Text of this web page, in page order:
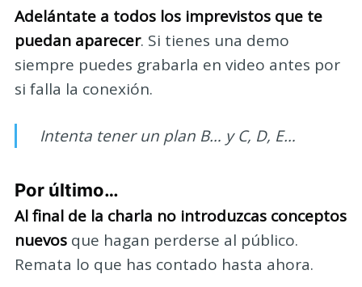
Adelántate a todos los imprevistos que te
puedan aparecer. Si tienes una demo
siempre puedes grabarla en video antes por
si falla la conexión.
Intenta tener un plan B… y C, D, E…
Por último…
Al final de la charla no introduzcas conceptos
nuevosque hagan perderse al público.
Remata lo que has contado hasta ahora.